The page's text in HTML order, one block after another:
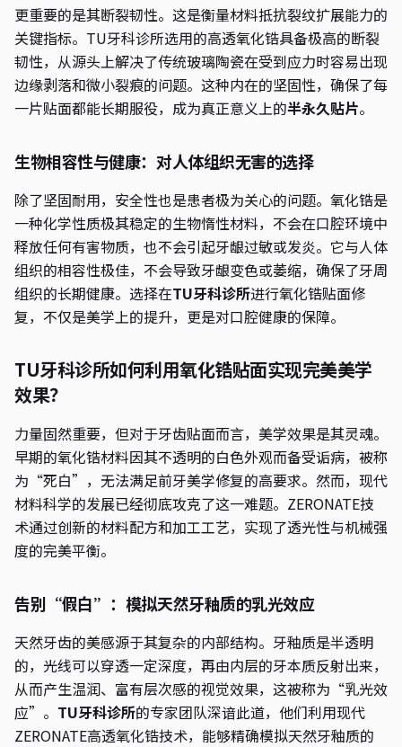
更重要的是其断裂韧性。这是衡量材料抵抗裂纹扩展能力的
关键指标。TU牙科诊所选用的高透氧化锆具备极高的断裂
韧性，从源头上解决了传统玻璃陶瓷在受到应力时容易出现
边缘剥落和微小裂痕的问题。这种内在的坚固性，确保了每
一片贴面都能长期服役，成为真正意义上的半永久贴片。
生物相容性与健康：对人体组织无害的选择
除了坚固耐用，安全性也是患者极为关心的问题。氧化锆是
一种化学性质极其稳定的生物惰性材料，不会在口腔环境中
释放任何有害物质，也不会引起牙龈过敏或发炎。它与人体
组织的相容性极佳，不会导致牙龈变色或萎缩，确保了牙周
组织的长期健康。选择在TU牙科诊所进行氧化锆贴面修
复，不仅是美学上的提升，更是对口腔健康的保障。
TU牙科诊所如何利用氧化锆贴面实现完美美学
效果？
力量固然重要，但对于牙齿贴面而言，美学效果是其灵魂。
早期的氧化锆材料因其不透明的白色外观而备受诟病，被称
为“死白”，无法满足前牙美学修复的高要求。然而，现代
材料科学的发展已经彻底攻克了这一难题。ZERONATE技
术通过创新的材料配方和加工工艺，实现了透光性与机械强
度的完美平衡。
告别“假白”：模拟天然牙釉质的乳光效应
天然牙齿的美感源于其复杂的内部结构。牙釉质是半透明
的，光线可以穿透一定深度，再由内层的牙本质反射出来，
从而产生温润、富有层次感的视觉效果，这被称为“乳光效
应”。 TU牙科诊所的专家团队深谙此道，他们利用现代
ZERONATE高透氧化锆技术，能够精确模拟天然牙釉质的